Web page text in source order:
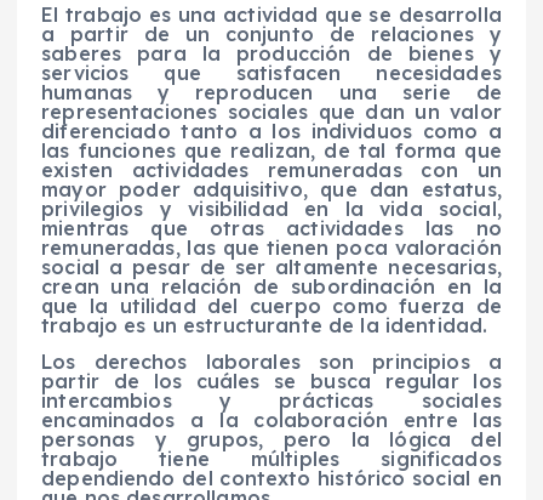
El trabajo es una actividad que se desarrolla
a partir de un conjunto de relaciones y
saberes para la producción de bienes y
servicios que satisfacen necesidades
humanas y reproducen una serie de
representaciones sociales que dan un valor
diferenciado tanto a los individuos como a
las funciones que realizan, de tal forma que
existen actividades remuneradas con un
mayor poder adquisitivo, que dan estatus,
privilegios y visibilidad en la vida social,
mientras que otras actividades las no
remuneradas, las que tienen poca valoración
social a pesar de ser altamente necesarias,
crean una relación de subordinación en la
que la utilidad del cuerpo como fuerza de
trabajo es un estructurante de la identidad.
Los derechos laborales son principios a
partir de los cuáles se busca regular los
intercambios y prácticas sociales
encaminados a la colaboración entre las
personas y grupos, pero la lógica del
trabajo tiene múltiples significados
dependiendo del contexto histórico social en